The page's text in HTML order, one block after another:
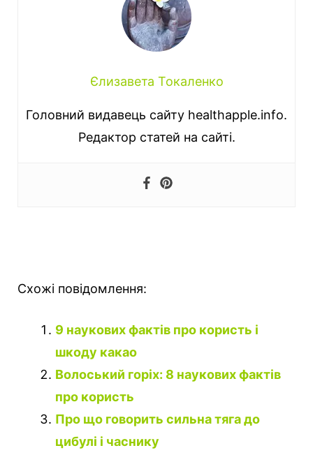
Єлизавета Токаленко
Головний видавець сайту healthapple.info.
Редактор статей на сайті.
Схожі повідомлення:
9 наукових фактів про користь і
шкоду какао
Волоський горіх: 8 наукових фактів
про користь
Про що говорить сильна тяга до
цибулі і часнику